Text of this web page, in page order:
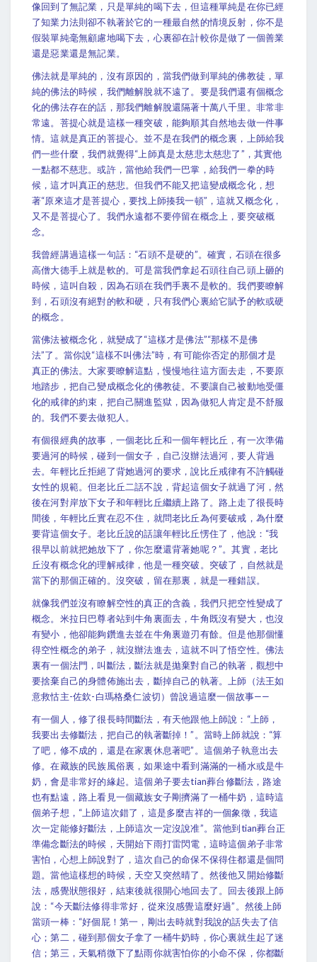
像回到了無記業，只是單純的喝下去，但這種單純是在你已經
了知業力法則卻不執著於它的一種最自然的情境反射，你不是
假裝單純毫無顧慮地喝下去，心裏卻在計較你是做了一個善業
還是惡業還是無記業。
佛法就是單純的，沒有原因的，當我們做到單純的佛教徒，單
純的佛法的時候，我們離解脫就不遠了。要是我們還有個概念
化的佛法存在的話，那我們離解脫還隔著十萬八千里。非常非
常遠。菩提心就是這樣一種突破，能夠順其自然地去做一件事
情。這就是真正的菩提心。並不是在我們的概念裏，上師給我
們一些什麼，我們就覺得“上師真是太慈悲太慈悲了”，其實他
一點都不慈悲。或許，當他給我們一巴掌，給我們一拳的時
候，這才叫真正的慈悲。但我們不能又把這變成概念化，想
著“原來這才是菩提心，要找上師揍我一頓”，這就又概念化，
又不是菩提心了。我們永遠都不要停留在概念上，要突破概
念。
我曾經講過這樣一句話：“石頭不是硬的”。確實，石頭在很多
高僧大德手上就是軟的。可是當我們拿起石頭往自己頭上砸的
時候，這叫自殺，因為石頭在我們手裏不是軟的。我們要瞭解
到，石頭沒有絕對的軟和硬，只有我們心裏給它賦予的軟或硬
的概念。
當佛法被概念化，就變成了“這樣才是佛法”“那樣不是佛
法”了。當你說“這樣不叫佛法”時，有可能你否定的那個才是
真正的佛法。大家要瞭解這點，慢慢地往這方面去走，不要原
地踏步，把自己變成概念化的佛教徒。不要讓自己被動地受僵
化的戒律的約束，把自己關進監獄，因為做犯人肯定是不舒服
的。我們不要去做犯人。
有個很經典的故事，一個老比丘和一個年輕比丘，有一次準備
要過河的時候，碰到一個女子，自己沒辦法過河，要人背過
去。年輕比丘拒絕了背她過河的要求，說比丘戒律有不許觸碰
女性的規範。但老比丘二話不說，背起這個女子就過了河，然
後在河對岸放下女子和年輕比丘繼續上路了。路上走了很長時
間後，年輕比丘實在忍不住，就問老比丘為何要破戒，為什麼
要背這個女子。老比丘說的話讓年輕比丘愣住了，他說：“我
很早以前就把她放下了，你怎麼還背著她呢？”。其實，老比
丘沒有概念化的理解戒律，他是一種突破。突破了，自然就是
當下的那個正確的。沒突破，留在那裏，就是一種錯誤。
就像我們並沒有瞭解空性的真正的含義，我們只把空性變成了
概念。米拉日巴尊者站到牛角裏面去，牛角既沒有變大，也沒
有變小，他卻能夠鑽進去並在牛角裏遊刃有餘。但是他那個懂
得空性概念的弟子，就沒辦法進去，這就不叫了悟空性。佛法
裏有一個法門，叫斷法，斷法就是拋棄對自己的執著，觀想中
要捨棄自己的身體佈施出去，斷掉自己的執著。上師（法王如
意救怙主-佐欽-白瑪格桑仁波切）曾說過這麼一個故事——
有一個人，修了很長時間斷法，有天他跟他上師說：“上師，
我要出去修斷法，把自己的執著斷掉！”。當時上師就說：“算
了吧，修不成的，還是在家裏休息著吧”。這個弟子執意出去
修。在藏族的民族風俗裏，如果途中看到滿滿的一桶水或是牛
奶，會是非常好的緣起。這個弟子要去tian葬台修斷法，路途
也有點遠，路上看見一個藏族女子剛擠滿了一桶牛奶，這時這
個弟子想，“上師這次錯了，這是多麼吉祥的一個象徵，我這
次一定能修好斷法，上師這次一定沒說准”。當他到tian葬台正
準備念斷法的時候，天開始下雨打雷閃電，這時這個弟子非常
害怕，心想上師說對了，這次自己的命保不保得住都還是個問
題。當他這樣想的時候，天空又突然晴了。然後他又開始修斷
法，感覺狀態很好，結束後就很開心地回去了。回去後跟上師
說：“今天斷法修得非常好，從來沒感覺這麼好過”。然後上師
當頭一棒：“好個屁！第一，剛出去時就對我說的話失去了信
心；第二，碰到那個女子拿了一桶牛奶時，你心裏就生起了迷
信；第三，天氣稍微下了點雨你就害怕你的小命不保，你都斷